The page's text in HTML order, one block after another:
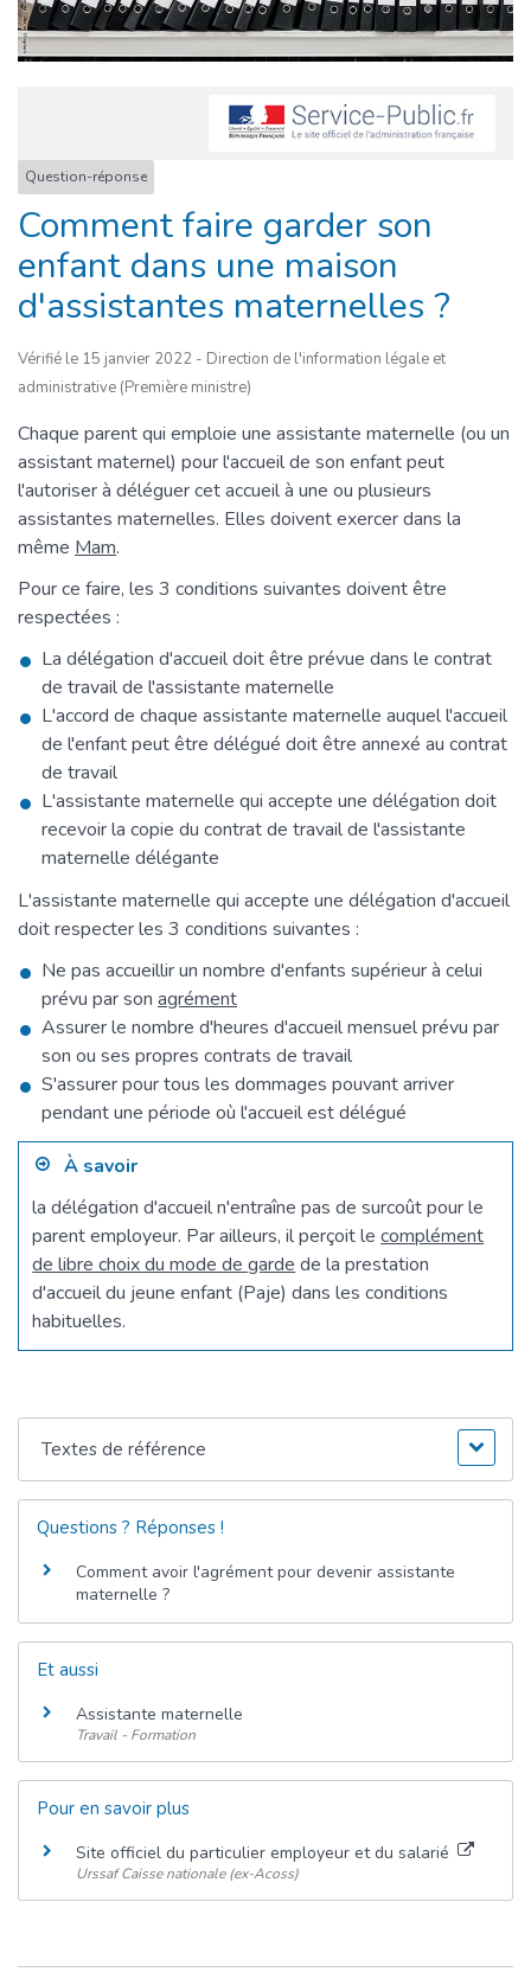
Question-réponse
Comment faire garder son
enfant dans une maison
d'assistantes maternelles ?
Vérifié le 15 janvier 2022 - Direction de l'information légale et
administrative (Première ministre)
Chaque parent qui emploie une assistante maternelle (ou un
assistant maternel) pour l'accueil de son enfant peut
l'autoriser à déléguer cet accueil à une ou plusieurs
assistantes maternelles. Elles doivent exercer dans la
même Mam.
Pour ce faire, les 3 conditions suivantes doivent être
respectées :
La délégation d'accueil doit être prévue dans le contrat
de travail de l'assistante maternelle
L'accord de chaque assistante maternelle auquel l'accueil
de l'enfant peut être délégué doit être annexé au contrat
de travail
L'assistante maternelle qui accepte une délégation doit
recevoir la copie du contrat de travail de l'assistante
maternelle délégante
L'assistante maternelle qui accepte une délégation d'accueil
doit respecter les 3 conditions suivantes :
Ne pas accueillir un nombre d'enfants supérieur à celui
prévu par son agrément
Assurer le nombre d'heures d'accueil mensuel prévu par
son ou ses propres contrats de travail
S'assurer pour tous les dommages pouvant arriver
pendant une période où l'accueil est délégué
À savoir
la délégation d'accueil n'entraîne pas de surcoût pour le
parent employeur. Par ailleurs, il perçoit lecomplément
de libre choix du mode de garde de la prestation
d'accueil du jeune enfant (Paje) dans les conditions
habituelles.
Textes de référence
Questions ? Réponses !
Comment avoir l'agrément pour devenir assistante
maternelle ?
Et aussi
Assistante maternelle
Travail - Formation
Pour en savoir plus
Site officiel du particulier employeur et du salarié
Urssaf Caisse nationale (ex-Acoss)